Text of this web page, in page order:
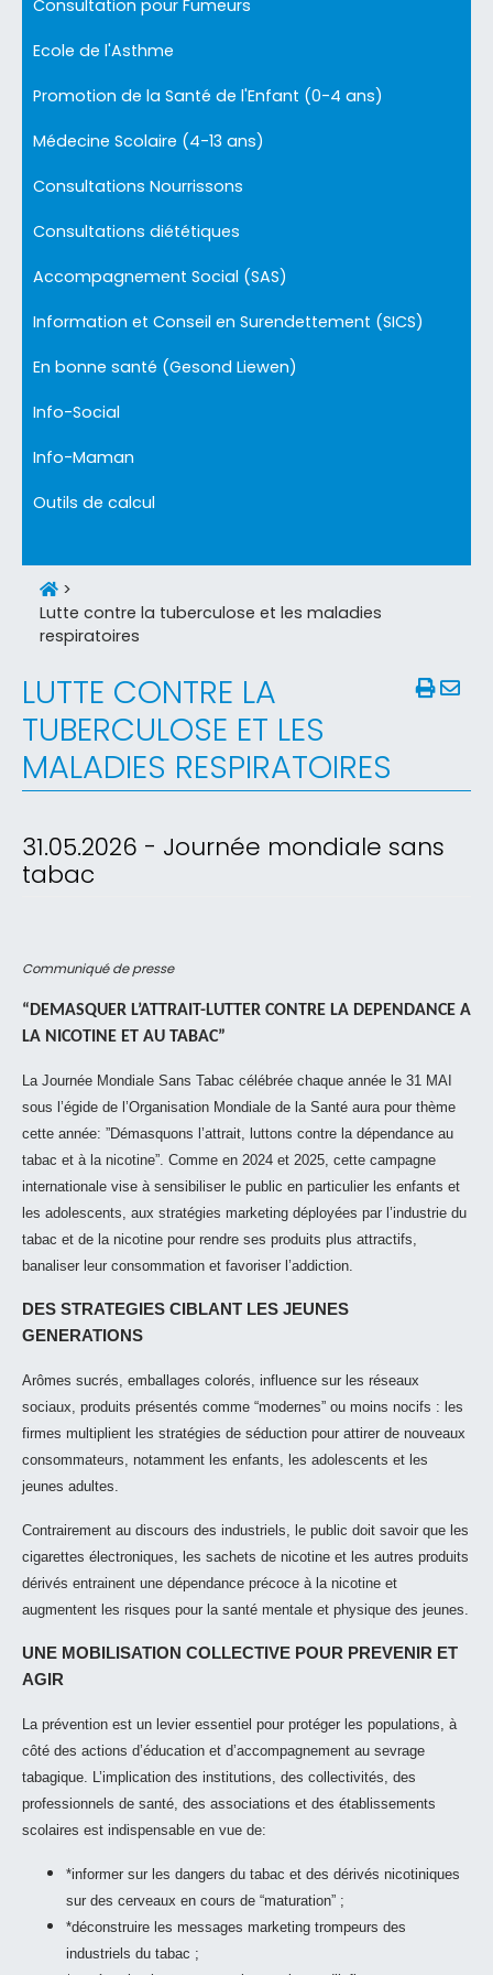
Consultation pour Fumeurs
Ecole de l'Asthme
Promotion de la Santé de l'Enfant (0-4 ans)
Médecine Scolaire (4-13 ans)
Consultations Nourrissons
Consultations diététiques
Accompagnement Social (SAS)
Information et Conseil en Surendettement (SICS)
En bonne santé (Gesond Liewen)
Info-Social
Info-Maman
Outils de calcul
>
Lutte contre la tuberculose et les maladies
respiratoires
LUTTE CONTRE LA
TUBERCULOSE ET LES
MALADIES RESPIRATOIRES
31.05.2026 - Journée mondiale sans
tabac
Communiqué de presse
“DEMASQUER L’ATTRAIT-LUTTER CONTRE LA DEPENDANCE A
LA NICOTINE ET AU TABAC”
La Journée Mondiale Sans Tabac célébrée chaque année le 31 MAI
sous l’égide de l’Organisation Mondiale de la Santé aura pour thème
cette année: ”Démasquons l’attrait, luttons contre la dépendance au
tabac et à la nicotine”. Comme en 2024 et 2025, cette campagne
internationale vise à sensibiliser le public en particulier les enfants et
les adolescents, aux stratégies marketing déployées par l’industrie du
tabac et de la nicotine pour rendre ses produits plus attractifs,
banaliser leur consommation et favoriser l’addiction.
DES STRATEGIES CIBLANT LES JEUNES
GENERATIONS
Arômes sucrés, emballages colorés, influence sur les réseaux
sociaux, produits présentés comme “modernes” ou moins nocifs : les
firmes multiplient les stratégies de séduction pour attirer de nouveaux
consommateurs, notamment les enfants, les adolescents et les
jeunes adultes.
Contrairement au discours des industriels, le public doit savoir que les
cigarettes électroniques, les sachets de nicotine et les autres produits
dérivés entrainent une dépendance précoce à la nicotine et
augmentent les risques pour la santé mentale et physique des jeunes.
UNE MOBILISATION COLLECTIVE POUR PREVENIR ET
AGIR
La prévention est un levier essentiel pour protéger les populations, à
côté des actions d’éducation et d’accompagnement au sevrage
tabagique. L’implication des institutions, des collectivités, des
professionnels de santé, des associations et des établissements
scolaires est indispensable en vue de:
*informer sur les dangers du tabac et des dérivés nicotiniques
sur des cerveaux en cours de “maturation” ;
*déconstruire les messages marketing trompeurs des
industriels du tabac ;